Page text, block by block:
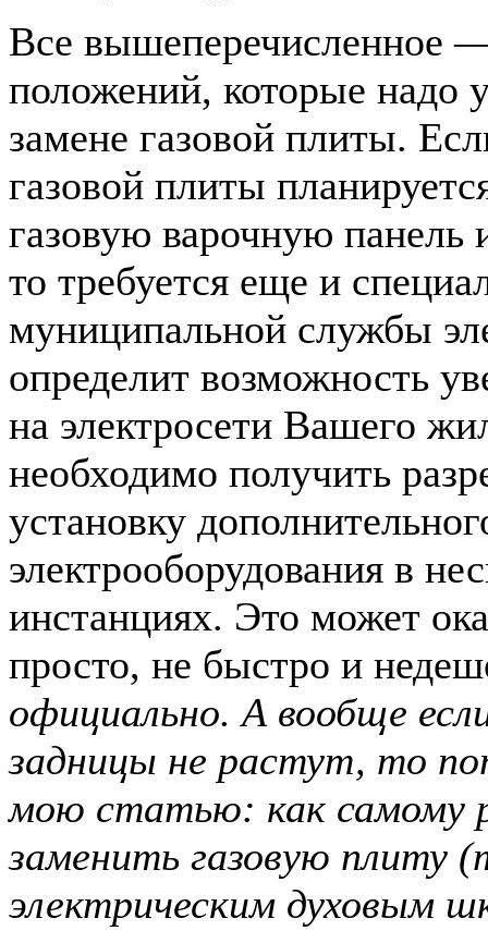
Все вышеперечисленное —
положений, которые надо
замене газовой плиты.
газовой плиты
газовую варочную панель
то требуется еще и
муниципальной службы
определит возможность
на электросети Вашего
необходимо получить
установку
электрооборудования в
инстанциях. Это может
просто, не быстро и
официально. А вообще
задницы не растут, то
мою статью: как самому
заменить газовую плиту
электрическим духовым